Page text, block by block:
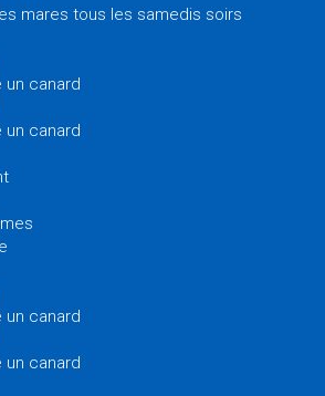
mares tous les samedis soirs
un canard
un canard
un canard
un canard